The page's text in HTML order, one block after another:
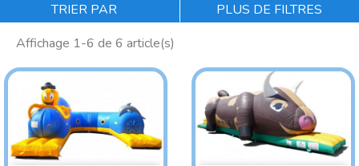
TRIER PAR
PLUS DE FILTRES
Affichage 1-6 de 6 article(s)